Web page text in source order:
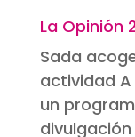
La Opinión
Sada
actividad
un